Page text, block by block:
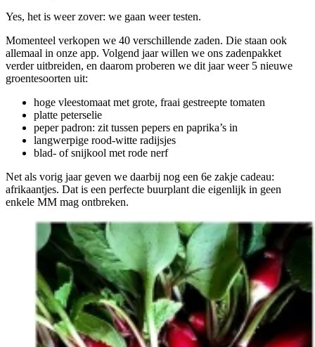
Yes, het is weer zover: we gaan weer testen.
Momenteel verkopen we 40 verschillende zaden. Die staan ook
allemaal in onze app. Volgend jaar willen we ons zadenpakket
verder uitbreiden, en daarom proberen we dit jaar weer 5 nieuwe
groentesoorten uit:
hoge vleestomaat met grote, fraai gestreepte tomaten
platte peterselie
peper padron: zit tussen pepers en paprika’s in
langwerpige rood-witte radijsjes
blad- of snijkool met rode nerf
Net als vorig jaar geven we daarbij nog een 6e zakje cadeau:
afrikaantjes. Dat is een perfecte buurplant die eigenlijk in geen
enkele MM mag ontbreken.